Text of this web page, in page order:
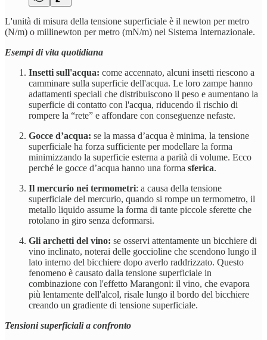
L'unità di misura della tensione superficiale è il newton per metro
(N/m) o millinewton per metro (mN/m) nel Sistema Internazionale.
Esempi di vita quotidiana
Insetti sull'acqua: come accennato, alcuni insetti riescono a
camminare sulla superficie dell'acqua. Le loro zampe hanno
adattamenti speciali che distribuiscono il peso e aumentano la
superficie di contatto con l'acqua, riducendo il rischio di
rompere la “rete” e affondare con conseguenze nefaste.
Gocce d’acqua: se la massa d’acqua è minima, la tensione
superficiale ha forza sufficiente per modellare la forma
minimizzando la superficie esterna a parità di volume. Ecco
perché le gocce d’acqua hanno una forma sferica.
Il mercurio nei termometri: a causa della tensione
superficiale del mercurio, quando si rompe un termometro, il
metallo liquido assume la forma di tante piccole sferette che
rotolano in giro senza deformarsi.
Gli archetti del vino: se osservi attentamente un bicchiere di
vino inclinato, noterai delle goccioline che scendono lungo il
lato interno del bicchiere dopo averlo raddrizzato. Questo
fenomeno è causato dalla tensione superficiale in
combinazione con l'effetto Marangoni: il vino, che evapora
più lentamente dell'alcol, risale lungo il bordo del bicchiere
creando un gradiente di tensione superficiale.
Tensioni superficiali a confronto